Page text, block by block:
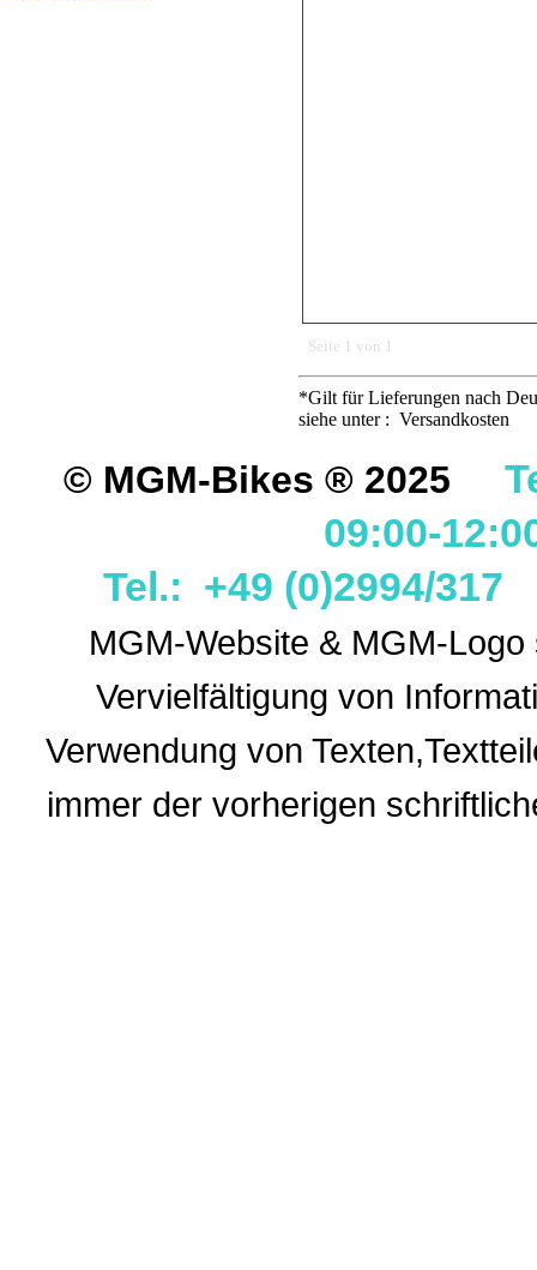
Seite 1 von 1
*Gilt für Lieferungen nach
siehe unter : Versandkosten
© MGM-Bikes ® 2025
09:00-
Tel.: +49 (0)2994/
MGM-Website & MGM-
Vervielfältigung von
Verwendung von
immer der vorherigen